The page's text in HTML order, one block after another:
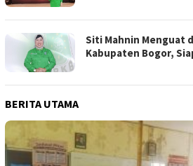
Siti Mahnin Menguat
Kabupaten Bogor,
BERITA UTAMA